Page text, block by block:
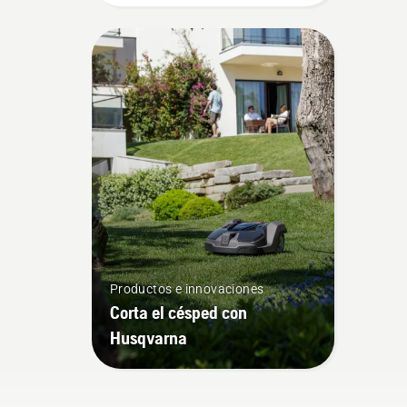
Productos e innovaciones
Corta el césped con
Husqvarna